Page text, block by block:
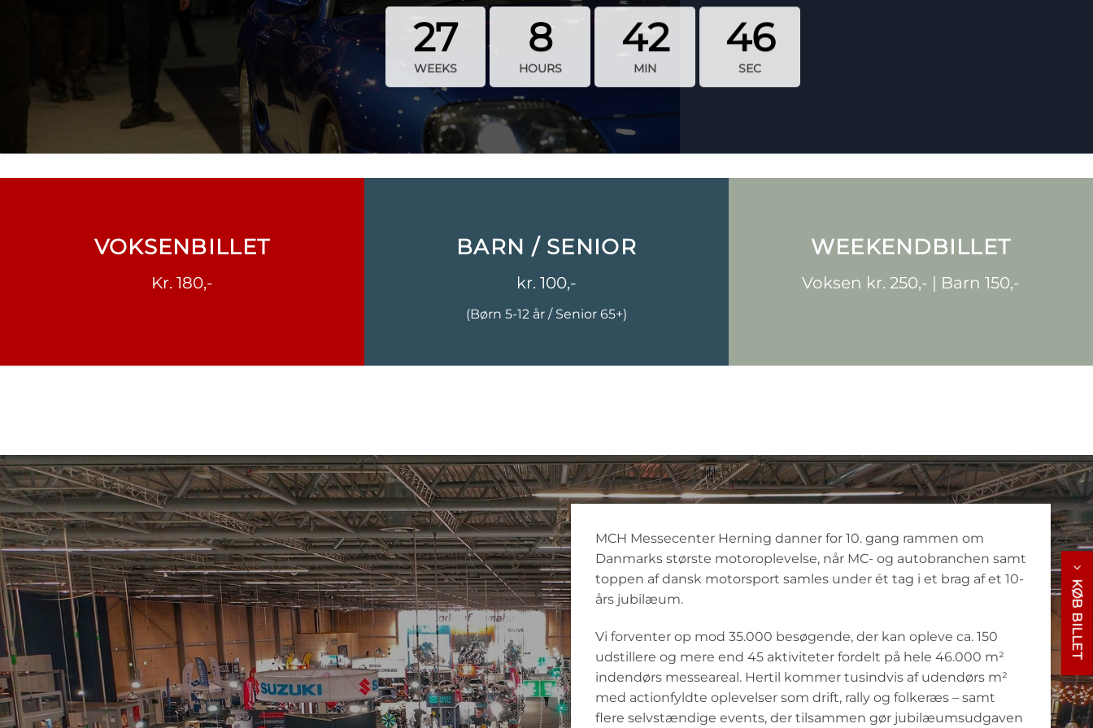
27
WEEKS
8
HOURS
42
MIN
44
SEC
VOKSENBILLET
Kr. 180,-
BARN / SENIOR
kr. 100,-
(Børn 5-12 år / Senior 65+)
WEEKENDBILLET
Voksen kr. 250,- | Barn 150,-
MCH Messecenter Herning danner for 10. gang rammen om
Danmarks største motoroplevelse, når MC- og autobranchen samt
toppen af dansk motorsport samles under ét tag i et brag af et 10-
års jubilæum.
Vi forventer op mod 35.000 besøgende, der kan opleve ca. 150
udstillere og mere end 45 aktiviteter fordelt på hele 46.000 m²
indendørs messeareal. Hertil kommer tusindvis af udendørs m²
med actionfyldte oplevelser som drift, rally og folkeræs – samt
flere selvstændige events, der tilsammen gør jubilæumsudgaven
KØB BILLET